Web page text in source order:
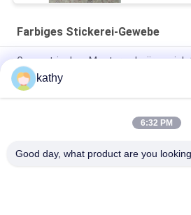
Farbiges Stickerei-Gewebe
Geometrisches Muster schnüren sich
Gewebe-Paillette-Voile
Blumenspitze färbte Stickerei-
Metallisches farbiges Stickerei-
kathy
6:32 PM
Good day, what product are you